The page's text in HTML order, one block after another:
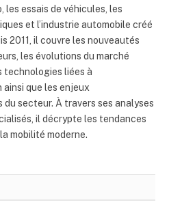
les essais de véhicules, les
et l’industrie automobile créé
2011, il couvre les nouveautés
les évolutions du marché
technologies liées à
ainsi que les enjeux
du secteur. À travers ses analyses
il décrypte les tendances
mobilité moderne.